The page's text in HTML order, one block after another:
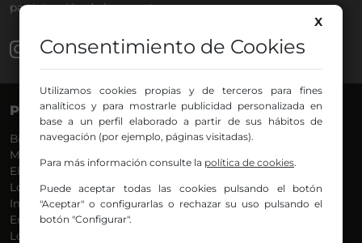
participación de los oyentes.
PROGRAMAS
Bilbosport
Más Música
El Madrugador
Lo Más Nuevo
Informativos
En Ruta
Locos por la Música
VOCES
Agurtzane
Dani
Eduardo
Eva Argote
X
Consentimiento de Cookies
Utilizamos cookies propias y de terceros para fines
analíticos y para mostrarle publicidad personalizada en
base a un perfil elaborado a partir de sus hábitos de
navegación (por ejemplo, páginas visitadas).
Para más información consulte la política de cookies.
Puede aceptar todas las cookies pulsando el botón
"Aceptar" o configurarlas o rechazar su uso pulsando el
botón "Configurar".